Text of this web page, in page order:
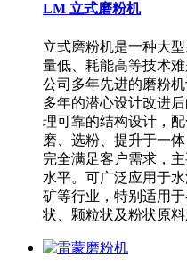
LM 立式磨粉机
立式磨粉机是一种大
量低、耗能高等技术
公司多年先进的磨粉
多年的潜心设计改进
理可靠的结构设计，
磨、选粉、提升于一
完全满足客户需求，
水平。可广泛应用于
矿等行业，特别适用
状、颗粒状及粉状原